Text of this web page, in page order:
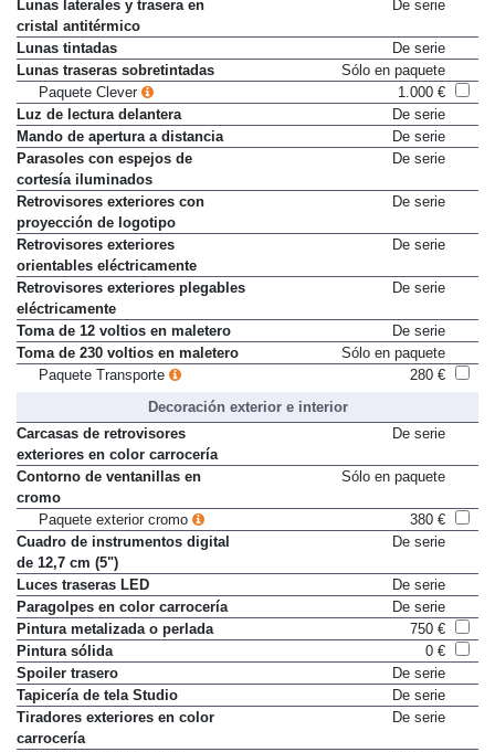
Lunas laterales y trasera en
cristal antitérmico
De serie
Lunas tintadas
De serie
Lunas traseras sobretintadas
Sólo en paquete
Paquete Clever
1.000 €
Luz de lectura delantera
De serie
Mando de apertura a distancia
De serie
Parasoles con espejos de
cortesía iluminados
De serie
Retrovisores exteriores con
proyección de logotipo
De serie
Retrovisores exteriores
orientables eléctricamente
De serie
Retrovisores exteriores plegables
eléctricamente
De serie
Toma de 12 voltios en maletero
De serie
Toma de 230 voltios en maletero
Sólo en paquete
Paquete Transporte
280 €
Decoración exterior e interior
Carcasas de retrovisores
exteriores en color carrocería
De serie
Contorno de ventanillas en
cromo
Sólo en paquete
Paquete exterior cromo
380 €
Cuadro de instrumentos digital
de 12,7 cm (5")
De serie
Luces traseras LED
De serie
Paragolpes en color carrocería
De serie
Pintura metalizada o perlada
750 €
Pintura sólida
0 €
Spoiler trasero
De serie
Tapicería de tela Studio
De serie
Tiradores exteriores en color
carrocería
De serie